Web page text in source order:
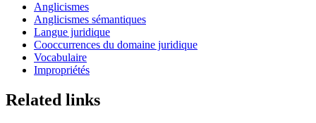
Anglicismes
Anglicismes sémantiques
Langue juridique
Cooccurrences du domaine juridique
Vocabulaire
Impropriétés
Related links